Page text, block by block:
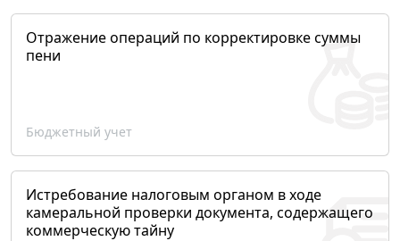
Отражение операций по корректировке суммы
пени
Бюджетный учет
Истребование налоговым органом в ходе
камеральной проверки документа, содержащего
коммерческую тайну